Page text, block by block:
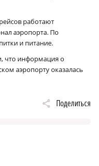
работают
аэропорта. По
и питание.
что информация о
аэропорту оказалась
Поделиться